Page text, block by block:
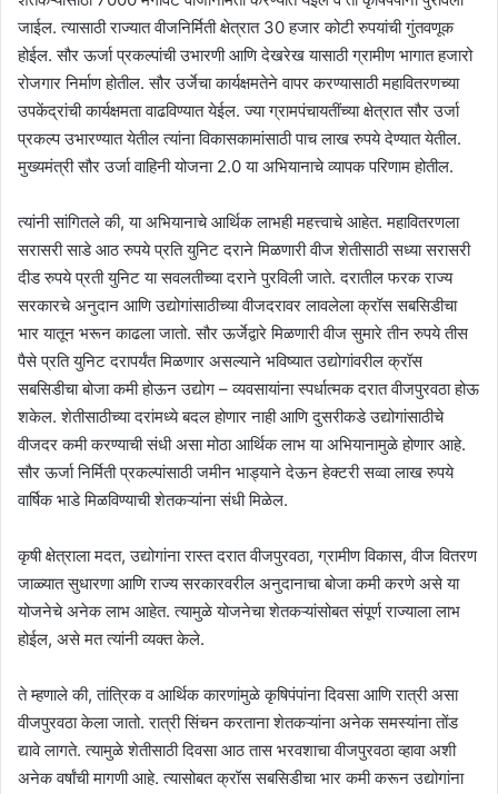
जाईल. त्यासाठी राज्यात वीजनिर्मिती क्षेत्रात 30 हजार कोटी रुपयांची गुंतवणूक
होईल. सौर ऊर्जा प्रकल्पांची उभारणी आणि देखरेख यासाठी ग्रामीण भागात हजारो
रोजगार निर्माण होतील. सौर उर्जेचा कार्यक्षमतेने वापर करण्यासाठी महावितरणच्या
उपकेंद्रांची कार्यक्षमता वाढविण्यात येईल. ज्या ग्रामपंचायतींच्या क्षेत्रात सौर उर्जा
प्रकल्प उभारण्यात येतील त्यांना विकासकामांसाठी पाच लाख रुपये देण्यात येतील.
मुख्यमंत्री सौर उर्जा वाहिनी योजना 2.0 या अभियानाचे व्यापक परिणाम होतील.
त्यांनी सांगितले की, या अभियानाचे आर्थिक लाभही महत्त्वाचे आहेत. महावितरणला
सरासरी साडे आठ रुपये प्रति युनिट दराने मिळणारी वीज शेतीसाठी सध्या सरासरी
दीड रुपये प्रती युनिट या सवलतीच्या दराने पुरविली जाते. दरातील फरक राज्य
सरकारचे अनुदान आणि उद्योगांसाठीच्या वीजदरावर लावलेला क्रॉस सबसिडीचा
भार यातून भरून काढला जातो. सौर ऊर्जेद्वारे मिळणारी वीज सुमारे तीन रुपये तीस
पैसे प्रति युनिट दरापर्यंत मिळणार असल्याने भविष्यात उद्योगांवरील क्रॉस
सबसिडीचा बोजा कमी होऊन उद्योग – व्यवसायांना स्पर्धात्मक दरात वीजपुरवठा होऊ
शकेल. शेतीसाठीच्या दरांमध्ये बदल होणार नाही आणि दुसरीकडे उद्योगांसाठीचे
वीजदर कमी करण्याची संधी असा मोठा आर्थिक लाभ या अभियानामुळे होणार आहे.
सौर ऊर्जा निर्मिती प्रकल्पांसाठी जमीन भाड्याने देऊन हेक्टरी सव्वा लाख रुपये
वार्षिक भाडे मिळविण्याची शेतकऱ्यांना संधी मिळेल.
कृषी क्षेत्राला मदत, उद्योगांना रास्त दरात वीजपुरवठा, ग्रामीण विकास, वीज वितरण
जाळ्यात सुधारणा आणि राज्य सरकारवरील अनुदानाचा बोजा कमी करणे असे या
योजनेचे अनेक लाभ आहेत. त्यामुळे योजनेचा शेतकऱ्यांसोबत संपूर्ण राज्याला लाभ
होईल, असे मत त्यांनी व्यक्त केले.
ते म्हणाले की, तांत्रिक व आर्थिक कारणांमुळे कृषिपंपांना दिवसा आणि रात्री असा
वीजपुरवठा केला जातो. रात्री सिंचन करताना शेतकऱ्यांना अनेक समस्यांना तोंड
द्यावे लागते. त्यामुळे शेतीसाठी दिवसा आठ तास भरवशाचा वीजपुरवठा व्हावा अशी
अनेक वर्षांची मागणी आहे. त्यासोबत क्रॉस सबसिडीचा भार कमी करून उद्योगांना